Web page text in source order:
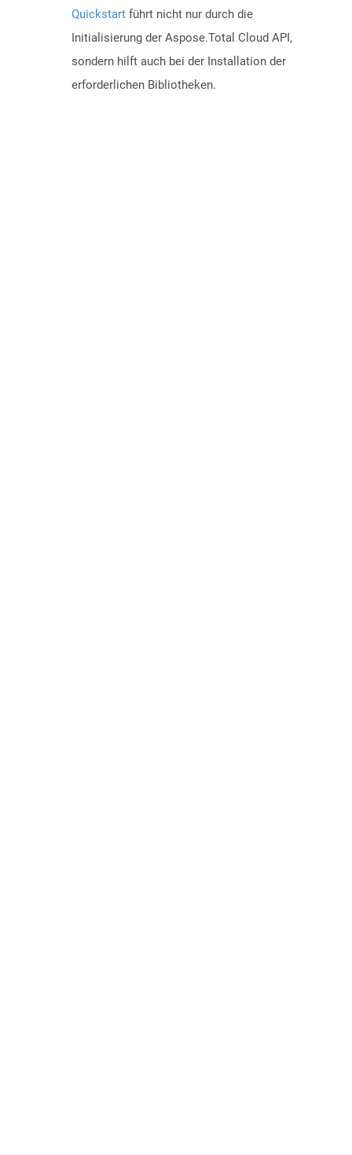
Quickstart führt nicht nur durch die
Initialisierung der Aspose.Total Cloud API,
sondern hilft auch bei der Installation der
erforderlichen Bibliotheken.